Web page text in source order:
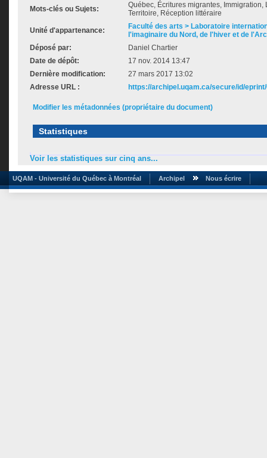
Mots-clés ou Sujets:
Québec, Écritures migrantes,
Territoire, Réception littéraire
Unité d'appartenance:
Faculté des arts > Laboratoire
l'imaginaire du Nord, de l'hiver et de
Déposé par:
Daniel Chartier
Date de dépôt:
17 nov. 2014 13:47
Dernière modification:
27 mars 2017 13:02
Adresse URL :
https://archipel.uqam.ca/secure/id/
Modifier les métadonnées (propriétaire du document)
Statistiques
Voir les statistiques sur cinq ans...
UQAM - Université du Québec à Montréal Archipel Nous écrire